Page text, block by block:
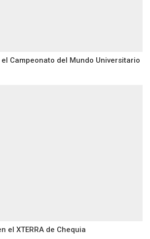
Campeonato del Mundo Universitario
el XTERRA de Chequia